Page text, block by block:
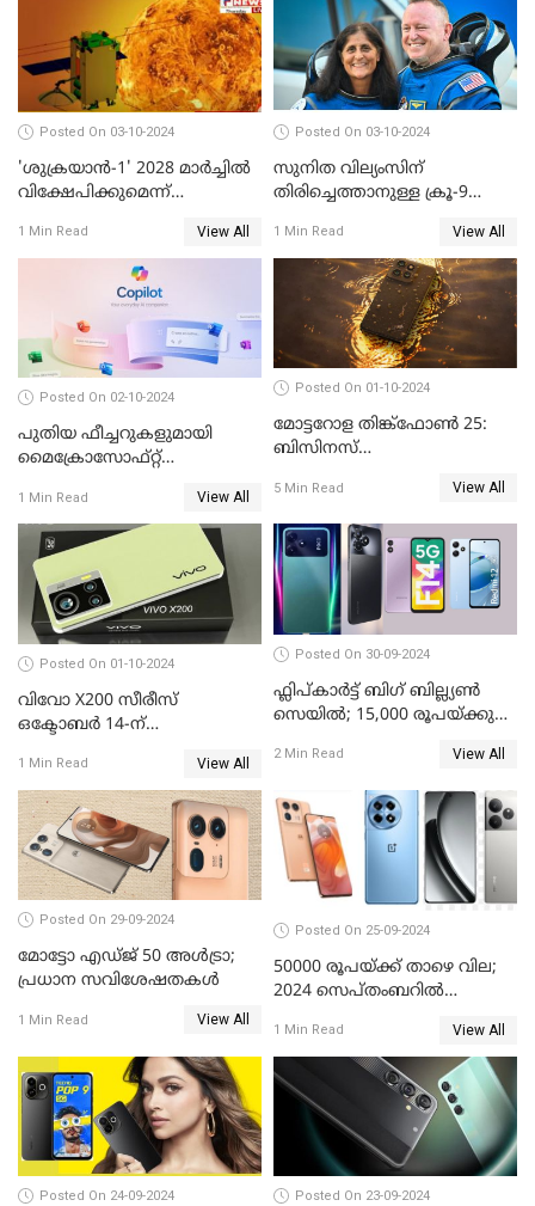
Posted On 03-10-2024
'ശുക്രയാന്‍-1' 2028 മാര്‍ച്ചില്‍
വിക്ഷേപിക്കുമെന്ന്
1 Min Read View All
Posted On 03-10-2024
സുനിത വില്യംസിന്
തിരിച്ചെത്താനുള്ള ക്രൂ-9
ഐഎസ്എസിലെത്തി
1 Min Read View All
Posted On 02-10-2024
പുതിയ ഫീച്ചറുകളുമായി
മൈക്രോസോഫ്റ്റ്
1 Min Read View All
Posted On 01-10-2024
മോട്ടറോള തിങ്ക്ഫോൺ 25:
ബിസിനസ്
പുതിയൊരു കരുത്ത്
5 Min Read View All
Posted On 01-10-2024
വിവോ X200 സീരീസ്
ഒക്ടോബർ 14-ന്
വിവരങ്ങൾ പുറത്ത്
1 Min Read View All
Posted On 30-09-2024
ഫ്ലിപ്കാർട്ട് ബിഗ് ബില്ല്യൺ
സെയിൽ; 15,000 രൂപയ്ക്കു
സ്മാർട്ട്ഫോണുകൾ
2 Min Read View All
Posted On 29-09-2024
മോട്ടോ എഡ്ജ് 50 അൾട്രാ;
പ്രധാന സവിശേഷതകൾ
1 Min Read View All
Posted On 25-09-2024
50000 രൂപയ്ക്ക് താഴെ വില;
2024 സെപ്തംബറിൽ
മൊബൈൽ ഫോണുകൾ
1 Min Read View All
Posted On 24-09-2024 Posted On 23-09-2024